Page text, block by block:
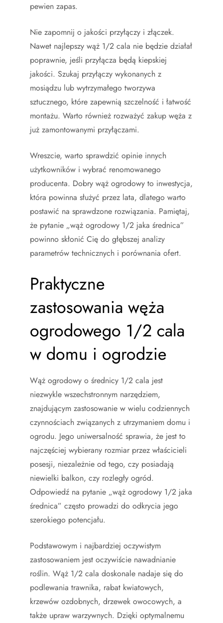
pewien zapas.
Nie zapomnij o jakości przyłączy i złączek.
Nawet najlepszy wąż 1/2 cala nie będzie działał
poprawnie, jeśli przyłącza będą kiepskiej
jakości. Szukaj przyłączy wykonanych z
mosiądzu lub wytrzymałego tworzywa
sztucznego, które zapewnią szczelność i łatwość
montażu. Warto również rozważyć zakup węża z
już zamontowanymi przyłączami.
Wreszcie, warto sprawdzić opinie innych
użytkowników i wybrać renomowanego
producenta. Dobry wąż ogrodowy to inwestycja,
która powinna służyć przez lata, dlatego warto
postawić na sprawdzone rozwiązania. Pamiętaj,
że pytanie „wąż ogrodowy 1/2 jaka średnica”
powinno skłonić Cię do głębszej analizy
parametrów technicznych i porównania ofert.
Praktyczne
zastosowania węża
ogrodowego 1/2 cala
w domu i ogrodzie
Wąż ogrodowy o średnicy 1/2 cala jest
niezwykle wszechstronnym narzędziem,
znajdującym zastosowanie w wielu codziennych
czynnościach związanych z utrzymaniem domu i
ogrodu. Jego uniwersalność sprawia, że jest to
najczęściej wybierany rozmiar przez właścicieli
posesji, niezależnie od tego, czy posiadają
niewielki balkon, czy rozległy ogród.
Odpowiedź na pytanie „wąż ogrodowy 1/2 jaka
średnica” często prowadzi do odkrycia jego
szerokiego potencjału.
Podstawowym i najbardziej oczywistym
zastosowaniem jest oczywiście nawadnianie
roślin. Wąż 1/2 cala doskonale nadaje się do
podlewania trawnika, rabat kwiatowych,
krzewów ozdobnych, drzewek owocowych, a
także upraw warzywnych. Dzięki optymalnemu